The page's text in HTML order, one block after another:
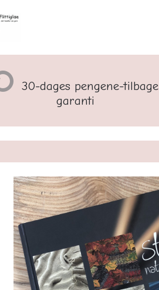
30-dages pengene-tilbage
garanti